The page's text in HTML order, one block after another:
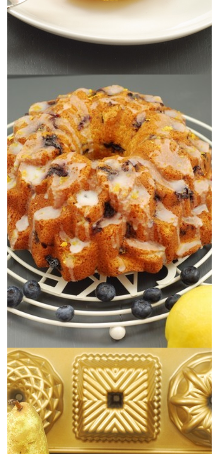
BLUEBERRY & LEMON BUNDTCAKE
(BUNDTCAKE AUX MYRTILLES & AU
CITRON)
Un délicieux beau gâteau aux myrtilles fraîches et au zeste de citron.